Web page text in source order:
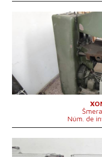
Año de fabricación:
Grosor máx. de la chapa
Ancho de chapa
Tipo de accionamiento de la
Sistema de control
Núm. de
Año de fabricación: